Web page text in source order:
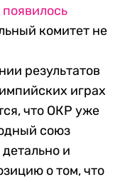
появилось
комитет не
результатов
играх
что ОКР уже
союз
и
о том, что